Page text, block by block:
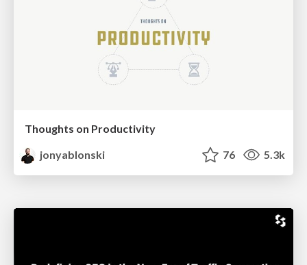
Thoughts on Productivity
jonyablonski
76 5.3k